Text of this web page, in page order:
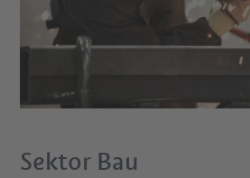
Sektor Bau